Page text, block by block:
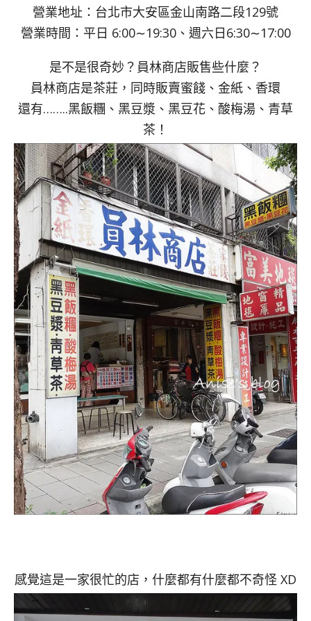
營業地址：台北市大安區金山南路二段129號
營業時間：平日 6:00∼19:30、週六日6:30∼17:00
是不是很奇妙？員林商店販售些什麼？
員林商店是茶莊，同時販賣蜜餞、金紙、香環
還有……..黑飯糰、黑豆漿、黑豆花、酸梅湯、青草
茶！
感覺這是一家很忙的店，什麼都有什麼都不奇怪 XD